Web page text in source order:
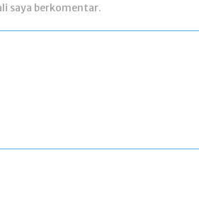
saya berkomentar.